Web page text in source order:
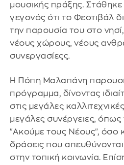
μουσικής πράξης. Στάθηκε
γεγονός ότι το Φεστιβάλ
την παρουσία του στο
νέους χώρους, νέους
συνεργασίεςς.
Η Πόπη Μαλαπάνη
πρόγραμμα, δίνοντας
στις μεγάλες
μεγάλες συνέργειες,
"Ακούμε τους Νέους", όσο
δράσεις που απευθύνονται
στην τοπική κοινωνία.